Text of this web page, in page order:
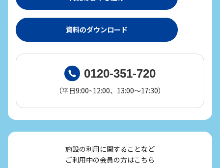
資料のダウンロード
0120-351-720
（平日9:00~12:00、13:00～17:30）
施設の利用に関することなど
ご利用中の会員の方はこちら